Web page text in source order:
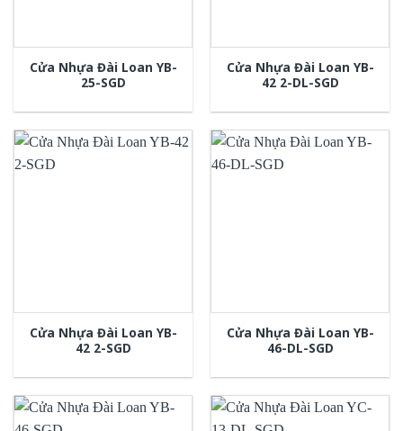
Cửa Nhựa Đài Loan YB-
25-SGD
Cửa Nhựa Đài Loan YB-
42 2-DL-SGD
Cửa Nhựa Đài Loan YB-
42 2-SGD
Cửa Nhựa Đài Loan YB-
46-DL-SGD